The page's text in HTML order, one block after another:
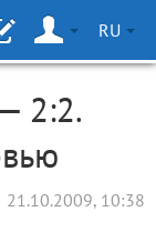
RU
2:2.
21.10.2009, 10:38